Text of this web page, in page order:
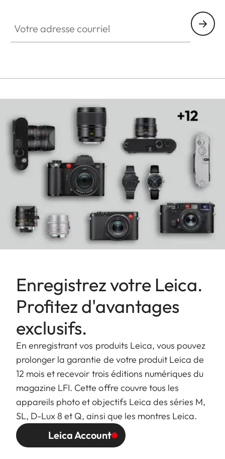
Enregistrez votre Leica.
Profitez d'avantages
exclusifs.
En enregistrant vos produits Leica, vous pouvez
prolonger la garantie de votre produit Leica de
12 mois et recevoir trois éditions numériques du
magazine LFI. Cette offre couvre tous les
appareils photo et objectifs Leica des séries M,
SL, D-Lux 8 et Q, ainsi que les montres Leica.
Leica Account